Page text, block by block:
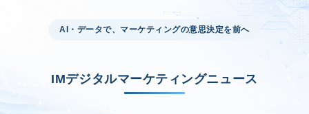
AI・データで、マーケティングの意思決定を前へ
IMデジタルマーケティングニュース